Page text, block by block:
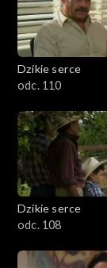
Dzikie serce
odc. 110
Dzikie serce
odc. 108